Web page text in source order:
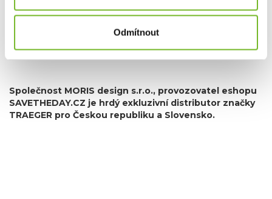
Odmítnout
Společnost MORIS design s.r.o., provozovatel eshopu
SAVETHEDAY.CZ je hrdý exkluzivní distributor značky
TRAEGER pro Českou republiku a Slovensko.